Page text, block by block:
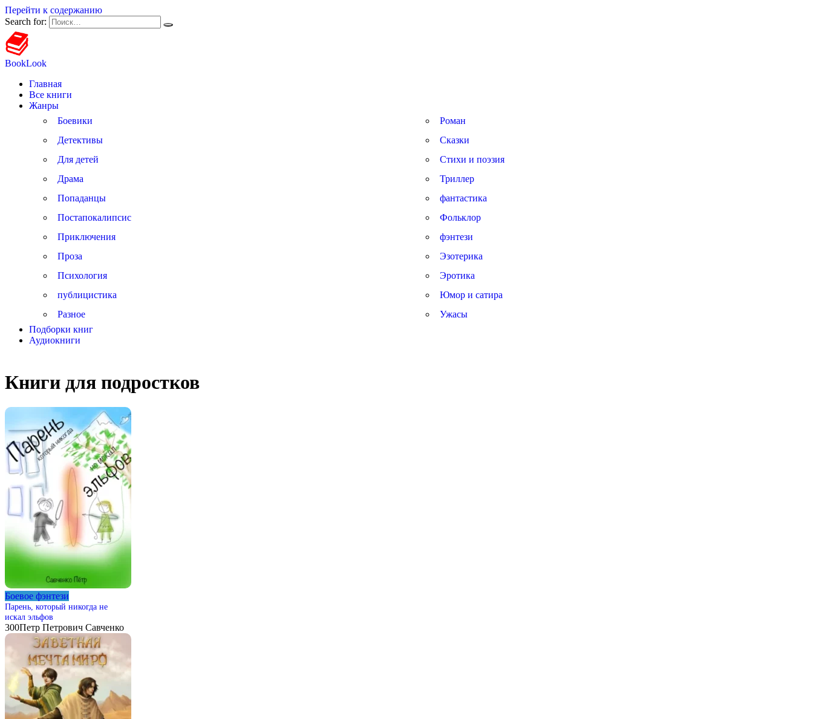
Перейти к содержанию
Search for:
BookLook
Главная
Все книги
Жанры
Боевики
Детективы
Для детей
Драма
Попаданцы
Постапокалипсис
Приключения
Проза
Психология
публицистика
Разное
Роман
Сказки
Стихи и поэзия
Триллер
фантастика
Фольклор
фэнтези
Эзотерика
Эротика
Юмор и сатира
Ужасы
Подборки книг
Аудиокниги
Книги для подростков
Боевое фэнтези
Парень, который никогда не
искал эльфов
300Петр Петрович Савченко